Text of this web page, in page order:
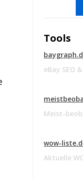
Tools
eBay SEO
Meist-
wow-
Aktuelle